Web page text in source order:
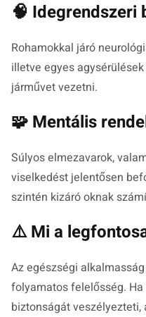
🧠 Idegrendszeri
Rohamokkal járó
illetve egyes
járművet vezetni.
🧩 Mentális
Súlyos elmezavarok,
viselkedést jelentősen
szintén kizáró oknak
⚠️ Mi a
Az egészségi alkalmasság
folyamatos felelősség.
biztonságát veszélyezteti,